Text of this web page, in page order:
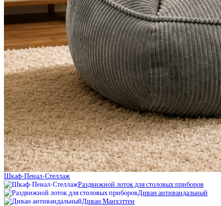
Шкаф-Пенал-Стеллаж
Раздвижной лоток для столовых приборов
Диван антивандальный
Диван Манхэттен